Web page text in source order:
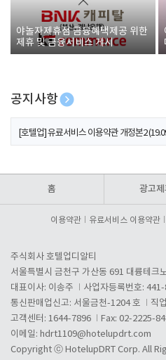
야놀자제휴점 금융혜택제공 위한
제휴 및 금융서비스 게시
공지사항
[호텔업] 개인정보 처리방침 개정본1
[호텔업] 유료서비스 이용약관 개정본2
홈 광고제
이용약관 유료서비스 이용약관
주식회사 호텔업디알티
서울특별시 금천구 가산동 691 대륭테크
대표이사: 이송주
사업자등록번호:
통신판매업신고: 서울금천-1204 호
직
고객센터: 1644-7896
Fax: 02-2225-
이메일: hdrt1109@hotelupdrt.com
Copyright ⓒ HotelupDRT Corp. All